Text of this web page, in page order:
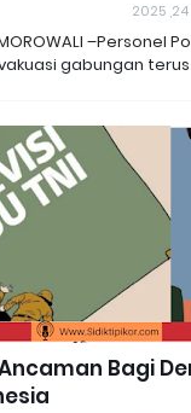
–Personel
gabungan terus
Ancaman Bagi